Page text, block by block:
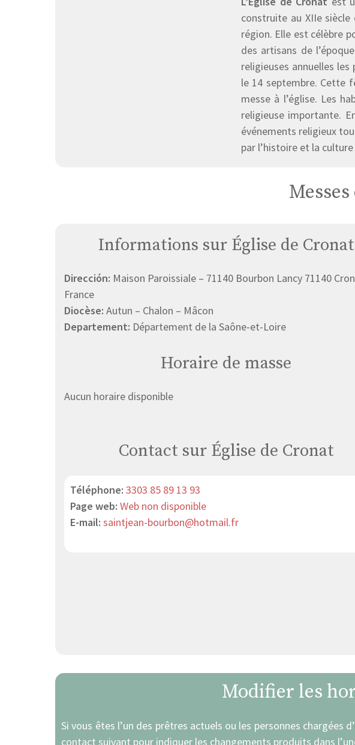
construite au XIIe
région. Elle est célèbre
des artisans de
religieuses annuelles
le 14 septembre. Cette
messe à l’église. Les
religieuse importante.
événements religieux
par l’histoire et la
Informations sur Église de Cronat
Dirección: Maison Paroissiale – 71140 Bourbon Lancy 71140
France
Diocèse: Autun – Chalon – Mâcon
Departement: Département de la Saône-et-Loire
Horaire de masse
Aucun horaire disponible
Contact sur Église de Cronat
Téléphone: 3303 85 89 13 93
Page web: Web non disponible
E-mail: saintjean-bourbon@hotmail.fr
Modifier les
Si vous êtes l’un des prêtres actuels ou les personnes chargées
contact suivant pour indiquer les changements produits dans